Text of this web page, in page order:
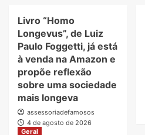
Livro “Homo
Longevus”, de Luiz
Paulo Foggetti, já está
à venda na Amazon e
propõe reflexão
sobre uma sociedade
mais longeva
assessoriadefamosos
4 de agosto de 2026
Geral